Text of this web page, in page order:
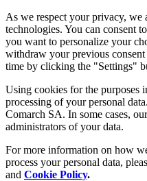
As we respect your privacy, we
technologies. You can consent
you want to personalize your
withdraw your previous
time by clicking the "Settings"
Using cookies for the purposes
processing of your personal
Comarch SA. In some cases,
administrators of your data.
For more information on how
process your personal data,
and Cookie Policy.